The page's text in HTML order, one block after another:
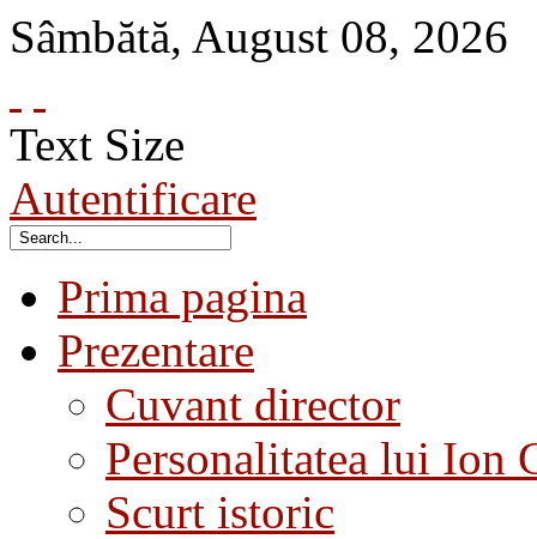
Sâmbătă, August 08, 2026
Text Size
Autentificare
Prima pagina
Prezentare
Cuvant director
Personalitatea lui Ion
Scurt istoric